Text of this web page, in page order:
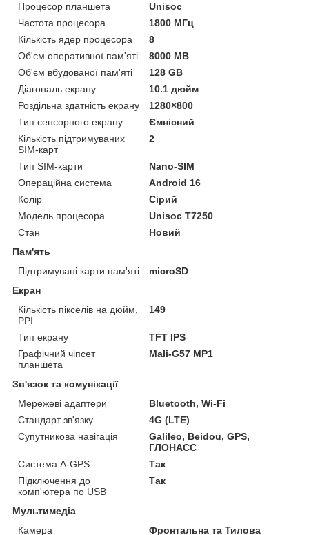
Процесор планшета
Unisoc
Частота процесора
1800 МГц
Кількість ядер процесора
8
Об'єм оперативної пам'яті
8000 MB
Об'єм вбудованої пам'яті
128 GB
Діагональ екрану
10.1 дюйм
Роздільна здатність екрану
1280×800
Тип сенсорного екрану
Ємнісний
Кількість підтримуваних
SIM-карт
2
Тип SIM-карти
Nano-SIM
Операційна система
Android 16
Колір
Сірий
Модель процесора
Unisoc T7250
Стан
Новий
Пам'ять
Підтримувані карти пам'яті
microSD
Екран
Кількість пікселів на дюйм,
PPI
149
Тип екрану
TFT IPS
Графічний чіпсет
планшета
Mali-G57 MP1
Зв'язок та комунікації
Мережеві адаптери
Bluetooth, Wi-Fi
Стандарт зв'язку
4G (LTE)
Супутникова навігація
Galileo, Beidou, GPS,
ГЛОНАСС
Система A-GPS
Так
Підключення до
комп'ютера по USB
Так
Мультимедіа
Камера
Фронтальна та Тилова